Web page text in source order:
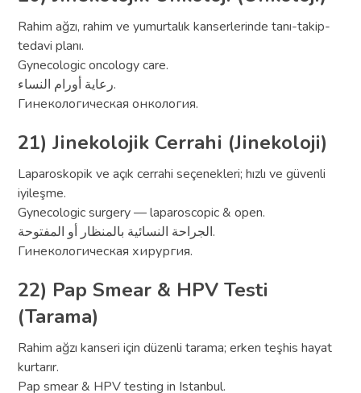
Rahim ağzı, rahim ve yumurtalık kanserlerinde tanı-takip-
tedavi planı.
Gynecologic oncology care.
رعاية أورام النساء.
Гинекологическая онкология.
21) Jinekolojik Cerrahi (Jinekoloji)
Laparoskopik ve açık cerrahi seçenekleri; hızlı ve güvenli
iyileşme.
Gynecologic surgery — laparoscopic & open.
الجراحة النسائية بالمنظار أو المفتوحة.
Гинекологическая хирургия.
22) Pap Smear & HPV Testi
(Tarama)
Rahim ağzı kanseri için düzenli tarama; erken teşhis hayat
kurtarır.
Pap smear & HPV testing in Istanbul.